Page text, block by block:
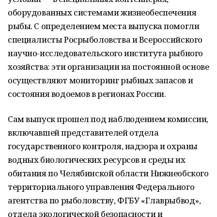
оборудованных системами жизнеобеспечения
рыбы. С определением места выпуска помогли
специалисты Росрыболовства и Всероссийского
научно-исследовательского института рыбного
хозяйства: эти организации на постоянной основе
осуществляют мониторинг рыбных запасов и
состояния водоемов в регионах России.
Сам выпуск прошел под наблюдением комиссии,
включавшей представителей отдела
государственного контроля, надзора и охраны
водных биологических ресурсов и среды их
обитания по Челябинской области Нижнеобского
территориального управления Федерального
агентства по рыболовству, ФГБУ «Главрыбвод»,
отдела экологической безопасности и